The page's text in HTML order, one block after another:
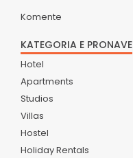
Komente
KATEGORIA E PRONAVE
Hotel
Apartments
Studios
Villas
Hostel
Holiday Rentals